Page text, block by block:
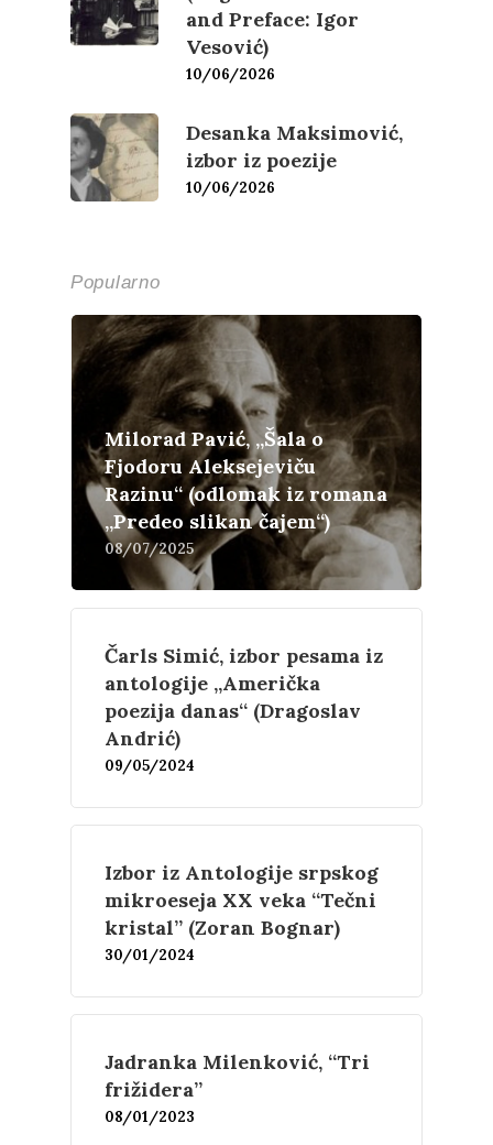
and Preface: Igor
Vesović)
10/06/2026
Desanka Maksimović,
izbor iz poezije
10/06/2026
Popularno
Milorad Pavić, „Šala o
Fjodoru Aleksejeviču
Razinu“ (odlomak iz romana
„Predeo slikan čajem“)
08/07/2025
Čarls Simić, izbor pesama iz
antologije „Američka
poezija danas“ (Dragoslav
Andrić)
09/05/2024
Izbor iz Antologije srpskog
mikroeseja XX veka “Tečni
kristal” (Zoran Bognar)
30/01/2024
Jadranka Milenković, “Tri
frižidera”
08/01/2023